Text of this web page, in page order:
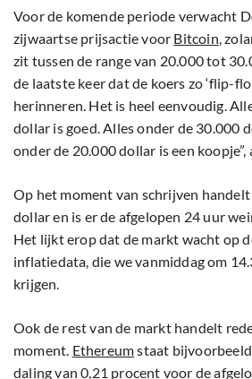
Voor de komende periode verwacht
zijwaartse prijsactie voor Bitcoin,
zit tussen de range van 20.000 tot
de laatste keer dat de koers zo ‘flip-
herinneren. Het is heel eenvoudig.
dollar is goed. Alles onder de 30.000
onder de 20.000 dollar is een koopje”,
Op het moment van schrijven
dollar en is er de afgelopen 24 uur
Het lijkt erop dat de markt wacht op
inflatiedata, die we vanmiddag om
krijgen.
Ook de rest van de markt handelt
moment. Ethereumstaat
daling van 0,21 procent voor de